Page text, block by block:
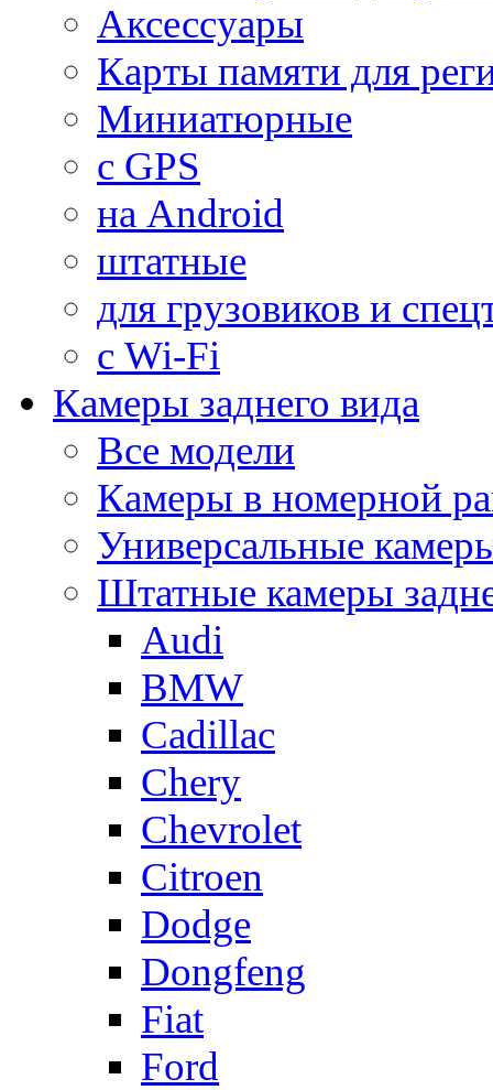
Аксессуары
Карты памяти для
Миниатюрные
с GPS
на Android
штатные
для грузовиков и
с Wi-Fi
Камеры заднего вида
Все модели
Камеры в номерной
Универсальные
Штатные камеры
Audi
BMW
Cadillac
Chery
Chevrolet
Citroen
Dodge
Dongfeng
Fiat
Ford